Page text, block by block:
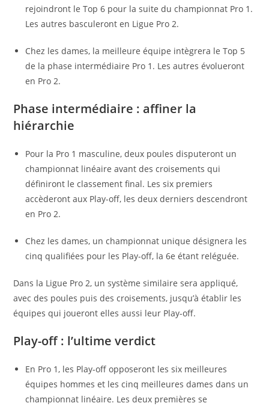
rejoindront le Top 6 pour la suite du championnat Pro 1.
Les autres basculeront en Ligue Pro 2.
Chez les dames, la meilleure équipe intègrera le Top 5
de la phase intermédiaire Pro 1. Les autres évolueront
en Pro 2.
Phase intermédiaire : affiner la
hiérarchie
Pour la Pro 1 masculine, deux poules disputeront un
championnat linéaire avant des croisements qui
définiront le classement final. Les six premiers
accèderont aux Play-off, les deux derniers descendront
en Pro 2.
Chez les dames, un championnat unique désignera les
cinq qualifiées pour les Play-off, la 6e étant reléguée.
Dans la Ligue Pro 2, un système similaire sera appliqué,
avec des poules puis des croisements, jusqu’à établir les
équipes qui joueront elles aussi leur Play-off.
Play-off : l’ultime verdict
En Pro 1, les Play-off opposeront les six meilleures
équipes hommes et les cinq meilleures dames dans un
championnat linéaire. Les deux premières se